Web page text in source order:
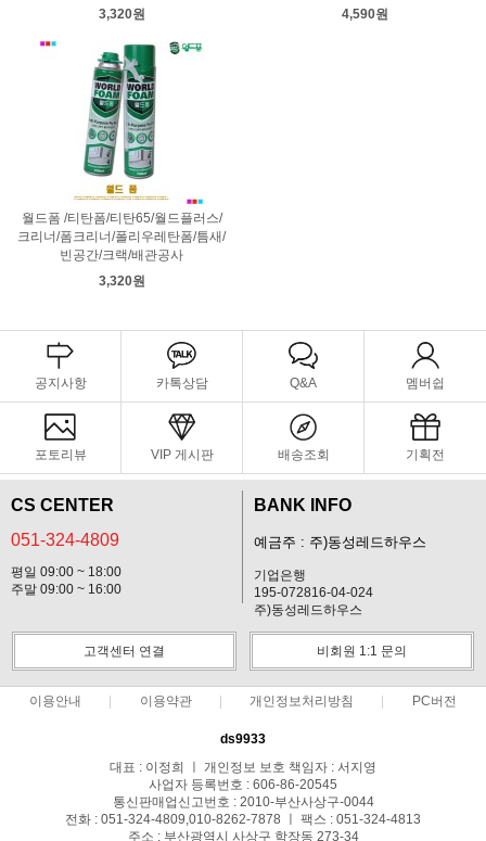
3,320원
4,590원
월드폼 /티탄폼/티탄65/월드플러스/
크리너/폼크리너/폴리우레탄폼/틈새/
빈공간/크랙/배관공사
3,320원
공지사항 카톡상담 Q&A 멤버쉽
포토리뷰 VIP 게시판 배송조회 기획전
CS CENTER
051-324-4809
평일 09:00 ~ 18:00
주말 09:00 ~ 16:00
BANK INFO
예금주 : 주)동성레드하우스
기업은행
195-072816-04-024
주)동성레드하우스
고객센터 연결 비회원 1:1 문의
이용안내 이용약관 개인정보처리방침 PC버전
ds9933
대표 : 이정희 ㅣ 개인정보 보호 책임자 : 서지영
사업자 등록번호 : 606-86-20545
통신판매업신고번호 : 2010-부산사상구-0044
전화 : 051-324-4809,010-8262-7878 ㅣ 팩스 : 051-324-4813
주소 : 부산광역시 사상구 학장동 273-34